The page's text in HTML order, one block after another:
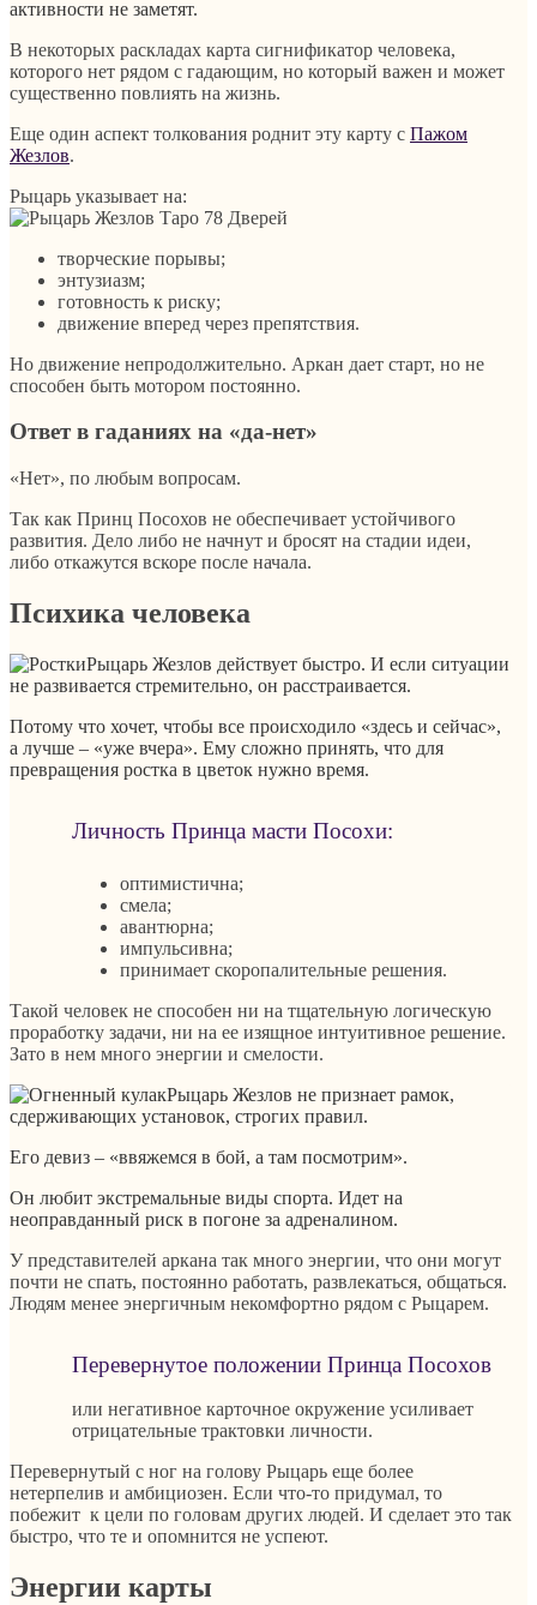
активности не заметят.
В некоторых раскладах карта сигнификатор человека,
которого нет рядом с гадающим, но который важен и может
существенно повлиять на жизнь.
Еще один аспект толкования роднит эту карту с Пажом
Жезлов.
Рыцарь указывает на:
творческие порывы;
энтузиазм;
готовность к риску;
движение вперед через препятствия.
Но движение непродолжительно. Аркан дает старт, но не
способен быть мотором постоянно.
Ответ в гаданиях на «да-нет»
«Нет», по любым вопросам.
Так как Принц Посохов не обеспечивает устойчивого
развития. Дело либо не начнут и бросят на стадии идеи,
либо откажутся вскоре после начала.
Психика человека
Рыцарь Жезлов действует быстро. И если ситуации
не развивается стремительно, он расстраивается.
Потому что хочет, чтобы все происходило «здесь и сейчас»,
а лучше – «уже вчера». Ему сложно принять, что для
превращения ростка в цветок нужно время.
Личность Принца масти Посохи:
оптимистична;
смела;
авантюрна;
импульсивна;
принимает скоропалительные решения.
Такой человек не способен ни на тщательную логическую
проработку задачи, ни на ее изящное интуитивное решение.
Зато в нем много энергии и смелости.
Рыцарь Жезлов не признает рамок,
сдерживающих установок, строгих правил.
Его девиз – «ввяжемся в бой, а там посмотрим».
Он любит экстремальные виды спорта. Идет на
неоправданный риск в погоне за адреналином.
У представителей аркана так много энергии, что они могут
почти не спать, постоянно работать, развлекаться, общаться.
Людям менее энергичным некомфортно рядом с Рыцарем.
Перевернутое положении Принца Посохов
или негативное карточное окружение усиливает
отрицательные трактовки личности.
Перевернутый с ног на голову Рыцарь еще более
нетерпелив и амбициозен. Если что-то придумал, то
побежит к цели по головам других людей. И сделает это так
быстро, что те и опомнится не успеют.
Энергии карты